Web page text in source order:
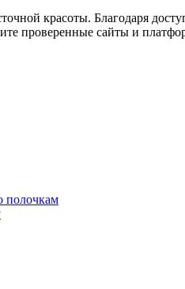
красоты. Благодаря
проверенные сайты и
полочкам